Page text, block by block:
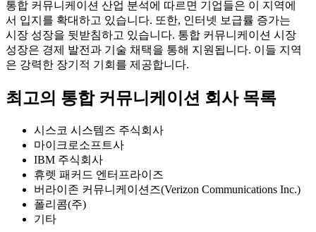
통합 커뮤니케이션 산업 분석에 따르면 기업들은 이 지역에
서 입지를 확대하고 있습니다. 또한, 인터넷 보급률 증가는
시장 성장을 뒷받침하고 있습니다. 통합 커뮤니케이션 시장
성장은 경제 발전과 기술 채택을 통해 지원됩니다. 이들 지역
은 강력한 장기적 기회를 제공합니다.
최고의 통합 커뮤니케이션 회사 목록
시스코 시스템즈 주식회사
마이크로소프트사
IBM 주식회사
휴렛 패커드 엔터프라이즈
버라이존 커뮤니케이션즈(Verizon Communications Inc.)
폴리콤(주)
기타